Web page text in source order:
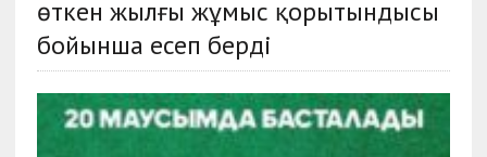
өткен жылғы жұмыс қорытындысы
бойынша есеп берді